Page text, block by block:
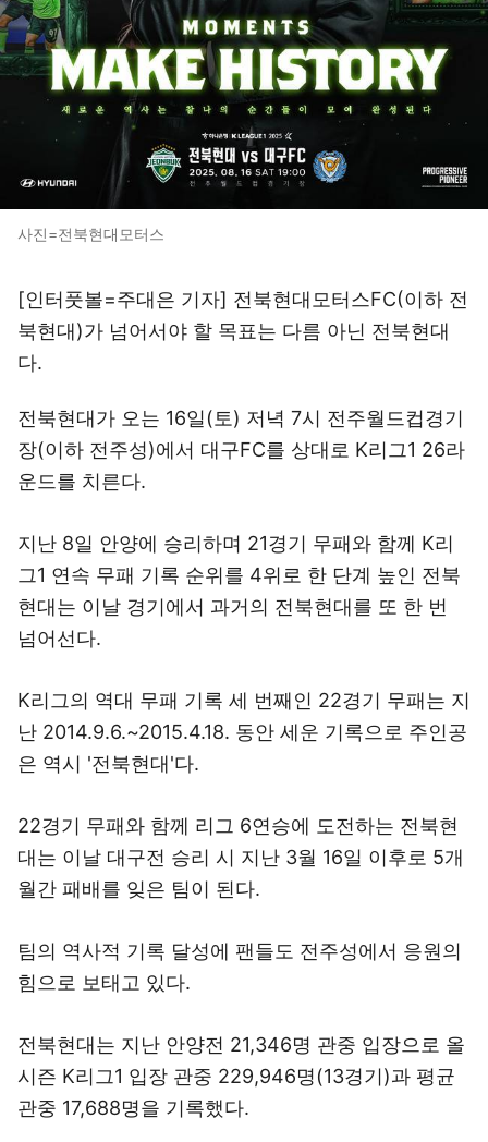
사진=전북현대모터스
[인터풋볼=주대은 기자] 전북현대모터스FC(이하 전
북현대)가 넘어서야 할 목표는 다름 아닌 전북현대
다.
전북현대가 오는 16일(토) 저녁 7시 전주월드컵경기
장(이하 전주성)에서 대구FC를 상대로 K리그1 26라
운드를 치른다.
지난 8일 안양에 승리하며 21경기 무패와 함께 K리
그1 연속 무패 기록 순위를 4위로 한 단계 높인 전북
현대는 이날 경기에서 과거의 전북현대를 또 한 번
넘어선다.
K리그의 역대 무패 기록 세 번째인 22경기 무패는 지
난 2014.9.6.~2015.4.18. 동안 세운 기록으로 주인공
은 역시 '전북현대'다.
22경기 무패와 함께 리그 6연승에 도전하는 전북현
대는 이날 대구전 승리 시 지난 3월 16일 이후로 5개
월간 패배를 잊은 팀이 된다.
팀의 역사적 기록 달성에 팬들도 전주성에서 응원의
힘으로 보태고 있다.
전북현대는 지난 안양전 21,346명 관중 입장으로 올
시즌 K리그1 입장 관중 229,946명(13경기)과 평균
관중 17,688명을 기록했다.